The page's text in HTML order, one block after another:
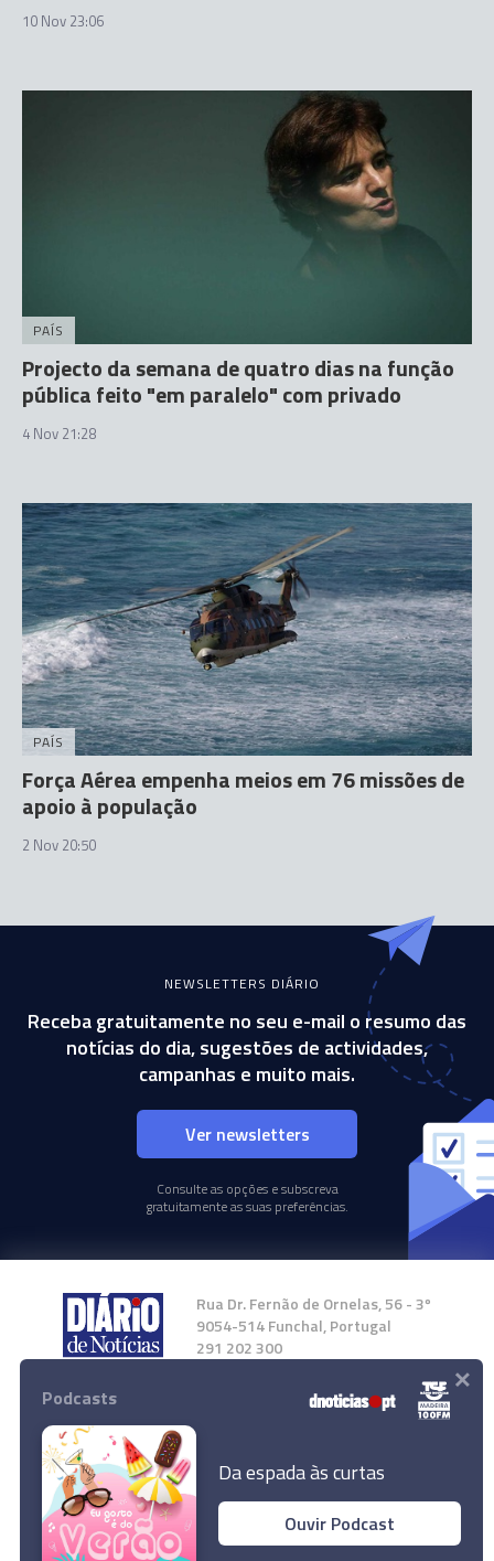
10 Nov 23:06
PAÍS
Projecto da semana de quatro dias na função
pública feito "em paralelo" com privado
4 Nov 21:28
PAÍS
Força Aérea empenha meios em 76 missões de
apoio à população
2 Nov 20:50
NEWSLETTERS DIÁRIO
Receba gratuitamente no seu e-mail o resumo das
notícias do dia, sugestões de actividades,
campanhas e muito mais.
Ver newsletters
Consulte as opções e subscreva
gratuitamente as suas preferências.
Rua Dr. Fernão de Ornelas, 56 - 3º
9054-514 Funchal, Portugal
291 202 300
Instale a nossa App
© 2024 Empresa Diário de Notícias, Lda.
Podcasts
Da espada às curtas
Ouvir Podcast
×